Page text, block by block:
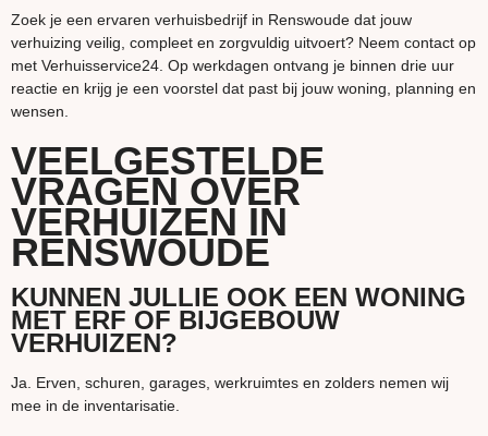
Zoek je een ervaren verhuisbedrijf in Renswoude dat jouw
verhuizing veilig, compleet en zorgvuldig uitvoert? Neem contact op
met Verhuisservice24. Op werkdagen ontvang je binnen drie uur
reactie en krijg je een voorstel dat past bij jouw woning, planning en
wensen.
VEELGESTELDE
VRAGEN OVER
VERHUIZEN IN
RENSWOUDE
KUNNEN JULLIE OOK EEN WONING
MET ERF OF BIJGEBOUW
VERHUIZEN?
Ja. Erven, schuren, garages, werkruimtes en zolders nemen wij
mee in de inventarisatie.